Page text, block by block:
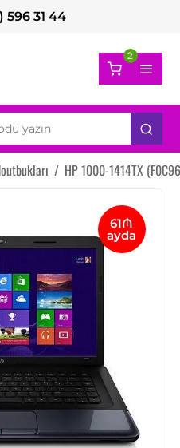
596 31 44
2
/ HP 1000-1414TX
61₼
ayda